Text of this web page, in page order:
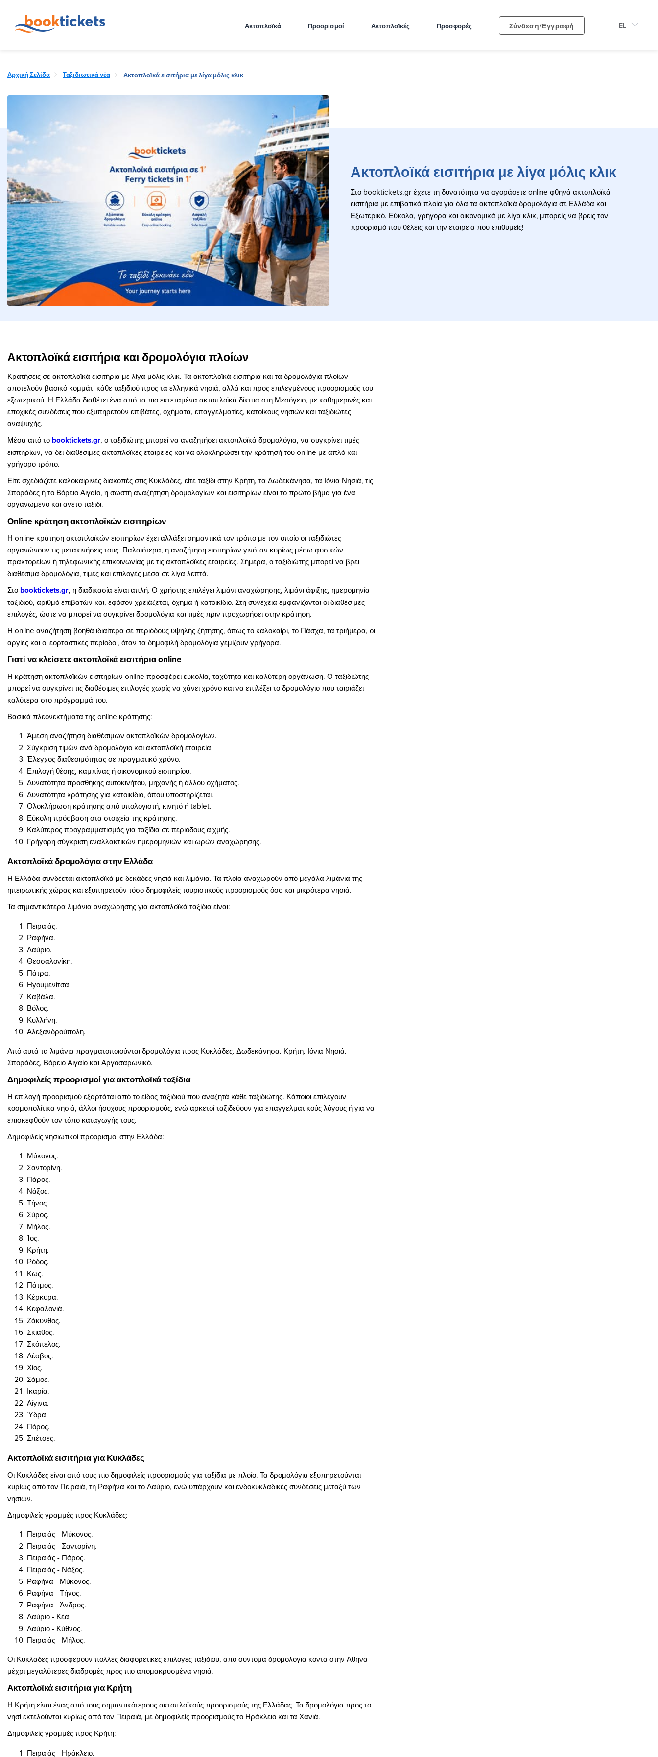
Ακτοπλοϊκά Προορισμοί Ακτοπλοϊκές Προσφορές Σύνδεση/Εγγραφή
Αρχική Σελίδα Ταξιδιωτικά νέα Ακτοπλοϊκά εισιτήρια με λίγα μόλις κλικ
Ακτοπλοϊκά εισιτήρια με λίγα μόλις κλικ
Στο booktickets.gr έχετε τη δυνατότητα να αγοράσετε online φθηνά ακτοπλοϊκά
εισιτήρια με επιβατικά πλοία για όλα τα ακτοπλοϊκά δρομολόγια σε Ελλάδα και
Εξωτερικό. Εύκολα, γρήγορα και οικονομικά με λίγα κλικ, μπορείς να βρεις τον
προορισμό που θέλεις και την εταιρεία που επιθυμείς!
Ακτοπλοϊκά εισιτήρια και δρομολόγια πλοίων
Κρατήσεις σε ακτοπλοϊκά εισιτήρια με λίγα μόλις κλικ. Τα ακτοπλοϊκά εισιτήρια και τα δρομολόγια πλοίων
αποτελούν βασικό κομμάτι κάθε ταξιδιού προς τα ελληνικά νησιά, αλλά και προς επιλεγμένους προορισμούς του
εξωτερικού. Η Ελλάδα διαθέτει ένα από τα πιο εκτεταμένα ακτοπλοϊκά δίκτυα στη Μεσόγειο, με καθημερινές και
εποχικές συνδέσεις που εξυπηρετούν επιβάτες, οχήματα, επαγγελματίες, κατοίκους νησιών και ταξιδιώτες
αναψυχής.
Μέσα από το booktickets.gr, ο ταξιδιώτης μπορεί να αναζητήσει ακτοπλοϊκά δρομολόγια, να συγκρίνει τιμές
εισιτηρίων, να δει διαθέσιμες ακτοπλοϊκές εταιρείες και να ολοκληρώσει την κράτησή του online με απλό και
γρήγορο τρόπο.
Είτε σχεδιάζετε καλοκαιρινές διακοπές στις Κυκλάδες, είτε ταξίδι στην Κρήτη, τα Δωδεκάνησα, τα Ιόνια Νησιά, τις
Σποράδες ή το Βόρειο Αιγαίο, η σωστή αναζήτηση δρομολογίων και εισιτηρίων είναι το πρώτο βήμα για ένα
οργανωμένο και άνετο ταξίδι.
Online κράτηση ακτοπλοϊκών εισιτηρίων
Η online κράτηση ακτοπλοϊκών εισιτηρίων έχει αλλάξει σημαντικά τον τρόπο με τον οποίο οι ταξιδιώτες
οργανώνουν τις μετακινήσεις τους. Παλαιότερα, η αναζήτηση εισιτηρίων γινόταν κυρίως μέσω φυσικών
πρακτορείων ή τηλεφωνικής επικοινωνίας με τις ακτοπλοϊκές εταιρείες. Σήμερα, ο ταξιδιώτης μπορεί να βρει
διαθέσιμα δρομολόγια, τιμές και επιλογές μέσα σε λίγα λεπτά.
Στο booktickets.gr, η διαδικασία είναι απλή. Ο χρήστης επιλέγει λιμάνι αναχώρησης, λιμάνι άφιξης, ημερομηνία
ταξιδιού, αριθμό επιβατών και, εφόσον χρειάζεται, όχημα ή κατοικίδιο. Στη συνέχεια εμφανίζονται οι διαθέσιμες
επιλογές, ώστε να μπορεί να συγκρίνει δρομολόγια και τιμές πριν προχωρήσει στην κράτηση.
Η online αναζήτηση βοηθά ιδιαίτερα σε περιόδους υψηλής ζήτησης, όπως το καλοκαίρι, το Πάσχα, τα τριήμερα, οι
αργίες και οι εορταστικές περίοδοι, όταν τα δημοφιλή δρομολόγια γεμίζουν γρήγορα.
Γιατί να κλείσετε ακτοπλοϊκά εισιτήρια online
Η κράτηση ακτοπλοϊκών εισιτηρίων online προσφέρει ευκολία, ταχύτητα και καλύτερη οργάνωση. Ο ταξιδιώτης
μπορεί να συγκρίνει τις διαθέσιμες επιλογές χωρίς να χάνει χρόνο και να επιλέξει το δρομολόγιο που ταιριάζει
καλύτερα στο πρόγραμμά του.
Βασικά πλεονεκτήματα της online κράτησης:
Άμεση αναζήτηση διαθέσιμων ακτοπλοϊκών δρομολογίων.
Σύγκριση τιμών ανά δρομολόγιο και ακτοπλοϊκή εταιρεία.
Έλεγχος διαθεσιμότητας σε πραγματικό χρόνο.
Επιλογή θέσης, καμπίνας ή οικονομικού εισιτηρίου.
Δυνατότητα προσθήκης αυτοκινήτου, μηχανής ή άλλου οχήματος.
Δυνατότητα κράτησης για κατοικίδιο, όπου υποστηρίζεται.
Ολοκλήρωση κράτησης από υπολογιστή, κινητό ή tablet.
Εύκολη πρόσβαση στα στοιχεία της κράτησης.
Καλύτερος προγραμματισμός για ταξίδια σε περιόδους αιχμής.
Γρήγορη σύγκριση εναλλακτικών ημερομηνιών και ωρών αναχώρησης.
Ακτοπλοϊκά δρομολόγια στην Ελλάδα
Η Ελλάδα συνδέεται ακτοπλοϊκά με δεκάδες νησιά και λιμάνια. Τα πλοία αναχωρούν από μεγάλα λιμάνια της
ηπειρωτικής χώρας και εξυπηρετούν τόσο δημοφιλείς τουριστικούς προορισμούς όσο και μικρότερα νησιά.
Τα σημαντικότερα λιμάνια αναχώρησης για ακτοπλοϊκά ταξίδια είναι:
Πειραιάς.
Ραφήνα.
Λαύριο.
Θεσσαλονίκη.
Πάτρα.
Ηγουμενίτσα.
Καβάλα.
Βόλος.
Κυλλήνη.
Αλεξανδρούπολη.
Από αυτά τα λιμάνια πραγματοποιούνται δρομολόγια προς Κυκλάδες, Δωδεκάνησα, Κρήτη, Ιόνια Νησιά,
Σποράδες, Βόρειο Αιγαίο και Αργοσαρωνικό.
Δημοφιλείς προορισμοί για ακτοπλοϊκά ταξίδια
Η επιλογή προορισμού εξαρτάται από το είδος ταξιδιού που αναζητά κάθε ταξιδιώτης. Κάποιοι επιλέγουν
κοσμοπολίτικα νησιά, άλλοι ήσυχους προορισμούς, ενώ αρκετοί ταξιδεύουν για επαγγελματικούς λόγους ή για να
επισκεφθούν τον τόπο καταγωγής τους.
Δημοφιλείς νησιωτικοί προορισμοί στην Ελλάδα:
Μύκονος.
Σαντορίνη.
Πάρος.
Νάξος.
Τήνος.
Σύρος.
Μήλος.
Ίος.
Κρήτη.
Ρόδος.
Κως.
Πάτμος.
Κέρκυρα.
Κεφαλονιά.
Ζάκυνθος.
Σκιάθος.
Σκόπελος.
Λέσβος.
Χίος.
Σάμος.
Ικαρία.
Αίγινα.
Ύδρα.
Πόρος.
Σπέτσες.
Ακτοπλοϊκά εισιτήρια για Κυκλάδες
Οι Κυκλάδες είναι από τους πιο δημοφιλείς προορισμούς για ταξίδια με πλοίο. Τα δρομολόγια εξυπηρετούνται
κυρίως από τον Πειραιά, τη Ραφήνα και το Λαύριο, ενώ υπάρχουν και ενδοκυκλαδικές συνδέσεις μεταξύ των
νησιών.
Δημοφιλείς γραμμές προς Κυκλάδες:
Πειραιάς - Μύκονος.
Πειραιάς - Σαντορίνη.
Πειραιάς - Πάρος.
Πειραιάς - Νάξος.
Ραφήνα - Μύκονος.
Ραφήνα - Τήνος.
Ραφήνα - Άνδρος.
Λαύριο - Κέα.
Λαύριο - Κύθνος.
Πειραιάς - Μήλος.
Οι Κυκλάδες προσφέρουν πολλές διαφορετικές επιλογές ταξιδιού, από σύντομα δρομολόγια κοντά στην Αθήνα
μέχρι μεγαλύτερες διαδρομές προς πιο απομακρυσμένα νησιά.
Ακτοπλοϊκά εισιτήρια για Κρήτη
Η Κρήτη είναι ένας από τους σημαντικότερους ακτοπλοϊκούς προορισμούς της Ελλάδας. Τα δρομολόγια προς το
νησί εκτελούνται κυρίως από τον Πειραιά, με δημοφιλείς προορισμούς το Ηράκλειο και τα Χανιά.
Δημοφιλείς γραμμές προς Κρήτη:
Πειραιάς - Ηράκλειο.